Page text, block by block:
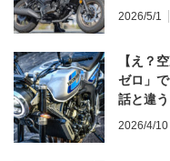
2026/5/1
【え？
ゼロ」
話と違
てなら
2026/4/10